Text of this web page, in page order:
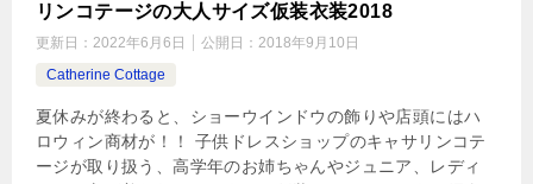
リンコテージの大人サイズ仮装衣装2018
更新日： 2022年6月6日 公開日： 2018年9月10日
Catherine Cottage
夏休みが終わると、ショーウインドウの飾りや店頭にはハ
ロウィン商材が！！ 子供ドレスショップのキャサリンコテ
ージが取り扱う、高学年のお姉ちゃんやジュニア、レディ